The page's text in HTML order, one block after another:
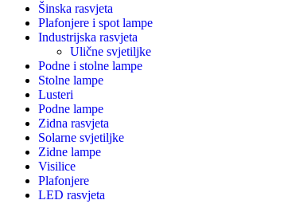
Šinska rasvjeta
Plafonjere i spot lampe
Industrijska rasvjeta
Ulične svjetiljke
Podne i stolne lampe
Stolne lampe
Lusteri
Podne lampe
Zidna rasvjeta
Solarne svjetiljke
Zidne lampe
Visilice
Plafonjere
LED rasvjeta